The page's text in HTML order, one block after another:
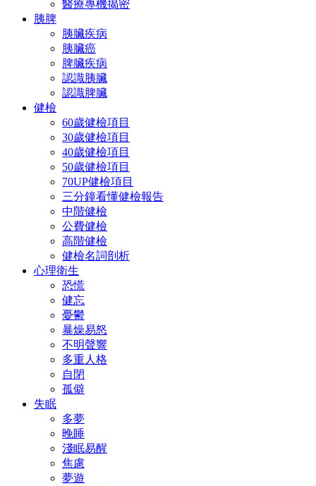
醫療專機揭密
胰脾
胰臟疾病
胰臟癌
脾臟疾病
認識胰臟
認識脾臟
健檢
60歲健檢項目
30歲健檢項目
40歲健檢項目
50歲健檢項目
70UP健檢項目
三分鐘看懂健檢報告
中階健檢
公費健檢
高階健檢
健檢名詞剖析
心理衛生
恐慌
健忘
憂鬱
暴燥易怒
不明聲響
多重人格
自閉
孤僻
失眠
多夢
晚睡
淺眠易醒
焦慮
夢遊